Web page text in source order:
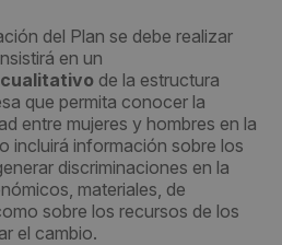
del Plan se debe realizar
en un
de la estructura
que permita conocer la
entre mujeres y hombres en la
incluirá información sobre los
discriminaciones en la
materiales, de
sobre los recursos de los
el cambio.